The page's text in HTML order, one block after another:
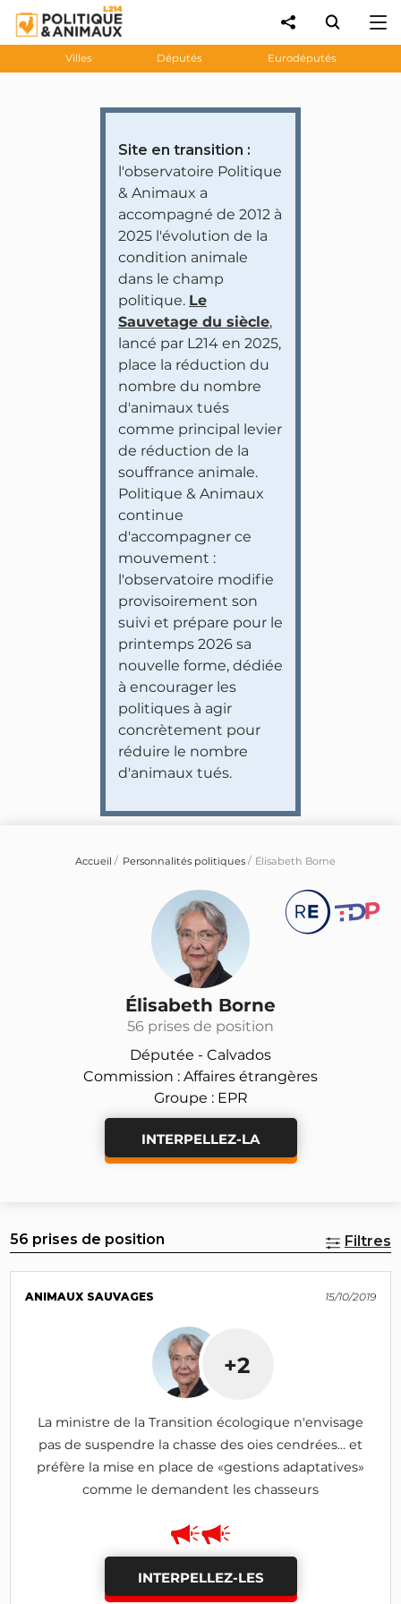
Villes Députés Eurodéputés
Site en transition :
l'observatoire Politique
& Animaux a
accompagné de 2012 à
2025 l'évolution de la
condition animale
dans le champ
politique. Le
Sauvetage du siècle,
lancé par L214 en 2025,
place la réduction du
nombre du nombre
d'animaux tués
comme principal levier
de réduction de la
souffrance animale.
Politique & Animaux
continue
d'accompagner ce
mouvement :
l'observatoire modifie
provisoirement son
suivi et prépare pour le
printemps 2026 sa
nouvelle forme, dédiée
à encourager les
politiques à agir
concrètement pour
réduire le nombre
d'animaux tués.
Accueil Personnalités politiques Élisabeth Borne
Élisabeth Borne
56 prises de position
Députée - Calvados
Commission : Affaires étrangères
Groupe : EPR
INTERPELLEZ-LA
56 prises de position Filtres
ANIMAUX SAUVAGES 15/10/2019
+2
La ministre de la Transition écologique n'envisage
pas de suspendre la chasse des oies cendrées... et
préfère la mise en place de «gestions adaptatives»
comme le demandent les chasseurs
INTERPELLEZ-LES